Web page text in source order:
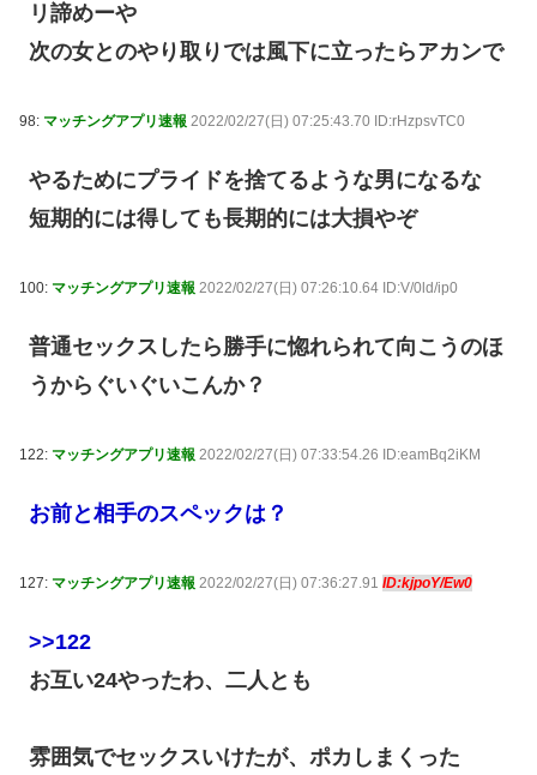
リ諦めーや
次の女とのやり取りでは風下に立ったらアカンで
98: マッチングアプリ速報 2022/02/27(日) 07:25:43.70 ID:rHzpsvTC0
やるためにプライドを捨てるような男になるな
短期的には得しても長期的には大損やぞ
100: マッチングアプリ速報 2022/02/27(日) 07:26:10.64 ID:V/0ld/ip0
普通セックスしたら勝手に惚れられて向こうのほ
うからぐいぐいこんか？
122: マッチングアプリ速報 2022/02/27(日) 07:33:54.26 ID:eamBq2iKM
お前と相手のスペックは？
127: マッチングアプリ速報 2022/02/27(日) 07:36:27.91 ID:kjpoY/Ew0
>>122
お互い24やったわ、二人とも
雰囲気でセックスいけたが、ポカしまくった